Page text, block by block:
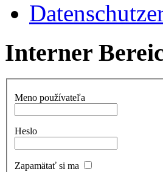
Interner
Meno používateľa
Heslo
Zapamätať si ma